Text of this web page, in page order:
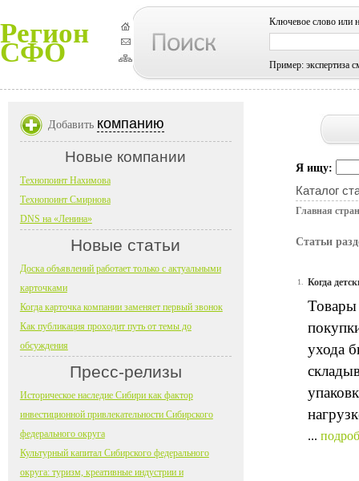
Регион
СФО
Ключевое слово или
Пример: экспертиза
Я ищу:
Каталог
Главная
Статьи
1. Когда
Товары
ухода
...
Добавить компанию
Новые компании
Технопоинт Нахимова
Технопоинт Смирнова
DNS на «Ленина»
Новые статьи
Доска объявлений работает только с актуальными
карточками
Когда карточка компании заменяет первый звонок
Как публикация проходит путь от темы до
обсуждения
Пресс-релизы
Историческое наследие Сибири как фактор
инвестиционной привлекательности Сибирского
федерального округа
Культурный капитал Сибирского федерального
округа: туризм, креативные индустрии и